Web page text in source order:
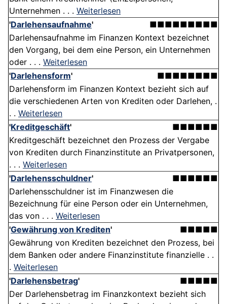
Unternehmen . . . Weiterlesen
'Darlehensaufnahme'
■■■■■■■■■
Darlehensaufnahme im Finanzen Kontext bezeichnet
den Vorgang, bei dem eine Person, ein Unternehmen
oder . . . Weiterlesen
'Darlehensform'
■■■■■■■■
Darlehensform im Finanzen Kontext bezieht sich auf
die verschiedenen Arten von Krediten oder Darlehen, .
. . Weiterlesen
'Kreditgeschäft'
■■■■■■
Kreditgeschäft bezeichnet den Prozess der Vergabe
von Krediten durch Finanzinstitute an Privatpersonen,
. . . Weiterlesen
'Darlehensschuldner'
■■■■■■
Darlehensschuldner ist im Finanzwesen die
Bezeichnung für eine Person oder ein Unternehmen,
das von . . . Weiterlesen
'Gewährung von Krediten'
■■■■■
Gewährung von Krediten bezeichnet den Prozess, bei
dem Banken oder andere Finanzinstitute finanzielle . .
. Weiterlesen
'Darlehensbetrag'
■■■■■
Der Darlehensbetrag im Finanzkontext bezieht sich